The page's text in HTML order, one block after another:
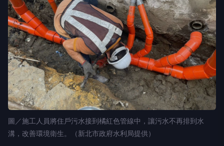
圖／施工人員將住戶污水接到橘紅色管線中，讓污水不再排到水
溝，改善環境衛生。（新北市政府水利局提供）